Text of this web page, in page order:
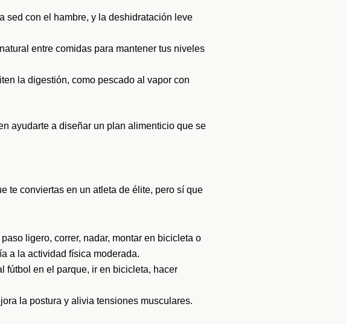
sed con el hambre, y la deshidratación leve
entre comidas para mantener tus niveles
la digestión, como pescado al vapor con
ayudarte a diseñar un plan alimenticio que se
te conviertas en un atleta de élite, pero sí que
ligero, correr, nadar, montar en bicicleta o
a la actividad física moderada.
fútbol en el parque, ir en bicicleta, hacer
la postura y alivia tensiones musculares.